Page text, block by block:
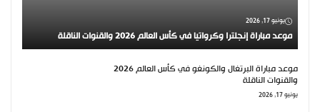
يونيو 17, 2026
موعد مباراة إنجلترا وكرواتيا في كأس العالم 2026 والقنوات الناقلة
موعد مباراة البرتغال والكونغو في كأس العالم 2026
والقنوات الناقلة
يونيو 17, 2026